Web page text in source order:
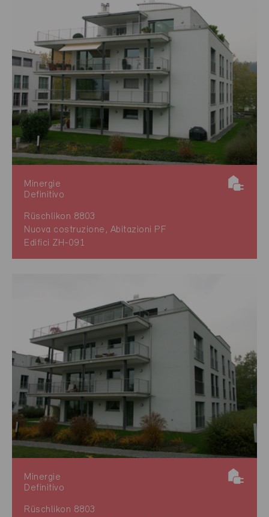
Minergie
Definitivo
Rüschlikon 8803
Nuova costruzione, Abitazioni PF
Edifici ZH-091
Minergie
Definitivo
Rüschlikon 8803